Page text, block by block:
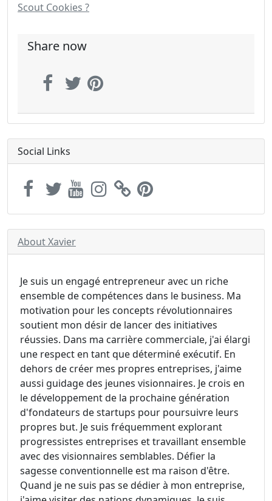
Scout Cookies ?
Share now
Social Links
About Xavier
Je suis un engagé entrepreneur avec un riche
ensemble de compétences dans le business. Ma
motivation pour les concepts révolutionnaires
soutient mon désir de lancer des initiatives
réussies. Dans ma carrière commerciale, j'ai élargi
une respect en tant que déterminé exécutif. En
dehors de créer mes propres entreprises, j'aime
aussi guidage des jeunes visionnaires. Je crois en
le développement de la prochaine génération
d'fondateurs de startups pour poursuivre leurs
propres but. Je suis fréquemment explorant
progressistes entreprises et travaillant ensemble
avec des visionnaires semblables. Défier la
sagesse conventionnelle est ma raison d'être.
Quand je ne suis pas se dédier à mon entreprise,